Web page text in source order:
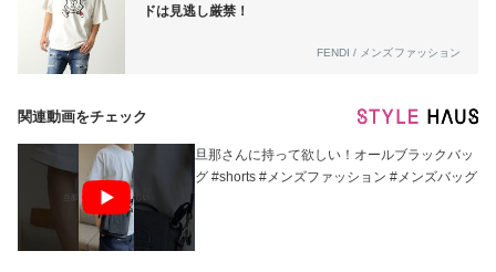
ドは見逃し厳禁！
FENDI / メンズファッション
関連動画をチェック
旦那さんに持って欲しい！オールブラックバッ
グ #shorts #メンズファッション #メンズバッグ